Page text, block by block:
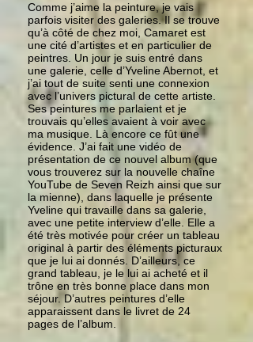
Comme j’aime la peinture, je vais
parfois visiter des galeries. Il se trouve
qu’à côté de chez moi, Camaret est
une cité d’artistes et en particulier de
peintres. Un jour je suis entré dans
une galerie, celle d’Yveline Abernot, et
j’ai tout de suite senti une connexion
avec l’univers pictural de cette artiste.
Ses peintures me parlaient et je
trouvais qu’elles avaient à voir avec
ma musique. Là encore ce fût une
évidence. J’ai fait une vidéo de
présentation de ce nouvel album (que
vous trouverez sur la nouvelle chaîne
YouTube de Seven Reizh ainsi que sur
la mienne), dans laquelle je présente
Yveline qui travaille dans sa galerie,
avec une petite interview d’elle. Elle a
été très motivée pour créer un tableau
original à partir des éléments picturaux
que je lui ai donnés. D’ailleurs, ce
grand tableau, je le lui ai acheté et il
trône en très bonne place dans mon
séjour. D’autres peintures d’elle
apparaissent dans le livret de 24
pages de l’album.